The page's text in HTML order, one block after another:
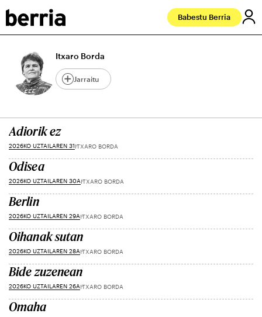
Babestu Berria
Itxaro Borda
Jarraitu
Adiorik ez
2026KO UZTAILAREN 31ITXARO BORDA
Odisea
2026KO UZTAILAREN 30AITXARO BORDA
Berlin
2026KO UZTAILAREN 29AITXARO BORDA
Oihanak sutan
2026KO UZTAILAREN 28AITXARO BORDA
Bide zuzenean
2026KO UZTAILAREN 26AITXARO BORDA
Omaha